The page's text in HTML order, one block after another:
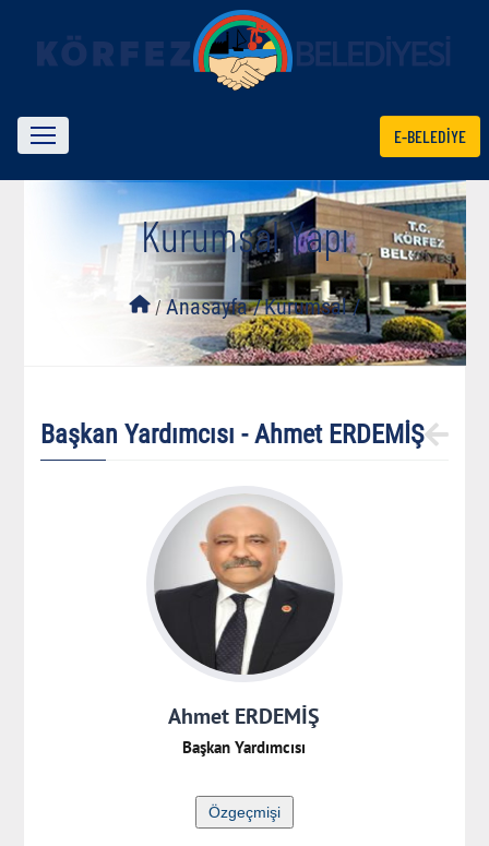
E-BELEDİYE
Kurumsal Yapı
/Anasayfa /Kurumsal /
Başkan Yardımcısı - Ahmet ERDEMİŞ
Ahmet ERDEMİŞ
Başkan Yardımcısı